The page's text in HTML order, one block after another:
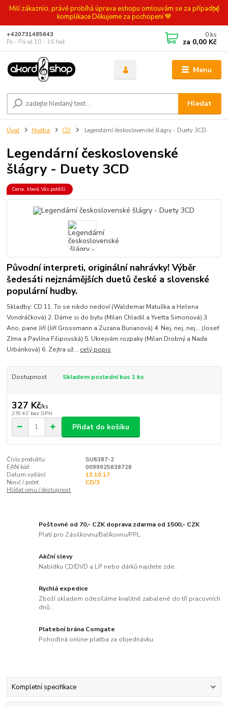
Milí zákazníci, právě probíhá úprava eshopu omlouvám se za případné
komplikace Děkujeme za pochopení 💙
Menu
Hledat
+420731485643
Po - Pá od 10 - 16 hod.
0 ks
za 0,00 Kč
Úvod Hudba CD Legendární československé šlágry - Duety 3CD
Legendární československé
šlágry - Duety 3CD
Cena, která Vás potěší..
Původní interpreti, originální nahrávky! Výběr
šedesáti nejznámějších duetů české a slovenské
populární hudby.
Skladby: CD 11. To se nikdo nedoví (Waldemar Matuška a Helena
Vondráčková) 2. Dáme si do bytu (Milan Chladil a Yvetta Simonová) 3.
Ano, pane Jiří (Jiří Grossmann a Zuzana Burianová) 4. Nej, nej, nej... (Josef
Zíma a Pavlína Filipovská) 5. Ukrejvám rozpaky (Milan Drobný a Naďa
Urbánková) 6. Zejtra už... celý popis
Dostupnost Skladem poslední kus 1 ks
327 Kč/ks
270 Kč bez DPH
Přidat do košíku
Číslo produktu:
SU6387-2
EAN kód:
0099925638726
Datum vydání:
13.10.17
Nosič / počet:
CD/3
Hlídat cenu / dostupnost
Poštovné od 70,- CZK doprava zdarma od 1500,- CZK
Platí pro Zásilkovnu/Balíkovnu/PPL.
Akční slevy
Nabídku CD/DVD a LP nebo dárků najdete zde..
Rychlá expedice
Zboží skladem odesíláme kvalitně zabalené do tří pracovních
dnů..
Platební brána Comgate
Pohodlná online platba za objednávku.
Kompletní specifikace